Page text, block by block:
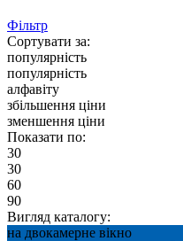
Фільтр
Сортувати за:
популярність
популярність
алфавіту
збільшення ціни
зменшення ціни
Показати по:
30
30
60
90
Вигляд каталогу:
на двокамерне вікно